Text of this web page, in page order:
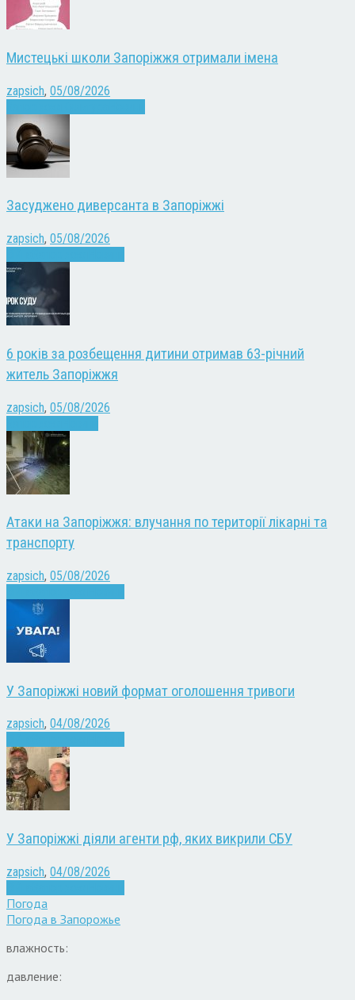
Мистецькі школи Запоріжжя отримали імена
zapsich, 05/08/2026
Засуджено диверсанта в Запоріжжі
zapsich, 05/08/2026
6 років за розбещення дитини отримав 63-річний
житель Запоріжжя
zapsich, 05/08/2026
Атаки на Запоріжжя: влучання по території лікарні та
транспорту
zapsich, 05/08/2026
У Запоріжжі новий формат оголошення тривоги
zapsich, 04/08/2026
У Запоріжжі діяли агенти рф, яких викрили СБУ
zapsich, 04/08/2026
Погода
Погода в Запорожье
влажность:
давление: